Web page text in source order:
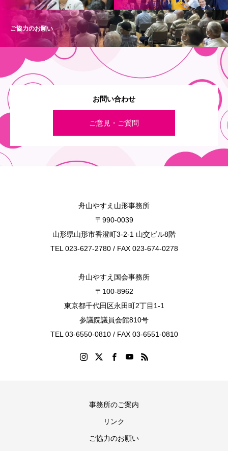
ご協力のお願い
お問い合わせ
ご意見・ご質問
舟山やすえ山形事務所
〒990-0039
山形県山形市香澄町3-2-1 山交ビル8階
TEL 023-627-2780 / FAX 023-674-0278
舟山やすえ国会事務所
〒100-8962
東京都千代田区永田町2丁目1-1
参議院議員会館810号
TEL 03-6550-0810 / FAX 03-6551-0810
事務所のご案内
リンク
ご協力のお願い